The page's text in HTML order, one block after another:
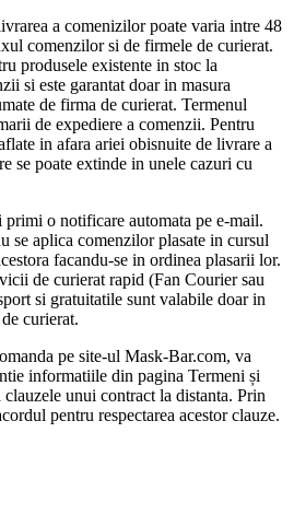
a comenizilor poate varia intre 48
comenzilor si de firmele de curierat.
produsele existente in stoc la
si este garantat doar in masura
de firma de curierat. Termenul
de expediere a comenzii. Pentru
in afara ariei obisnuite de livrare a
se poate extinde in unele cazuri cu
o notificare automata pe e-mail.
se aplica comenzilor plasate in cursul
facandu-se in ordinea plasarii lor.
de curierat rapid (Fan Courier sau
si gratuitatile sunt valabile doar in
curierat.
pe site-ul Mask-Bar.com, va
informatiile din pagina Termeni și
unui contract la distanta. Prin
pentru respectarea acestor clauze.